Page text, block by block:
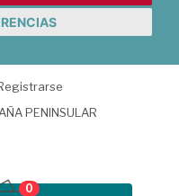
PENINSULAR
0